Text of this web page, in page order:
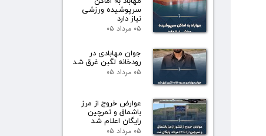
سرپوشیده ورزشی
نیاز دارد
۰۵ مرداد ۰۵
جوان مهابادی در
رودخانه لگبن غرق شد
۰۵ مرداد ۰۵
عوارض خروج از مرز
باشماق و تمرچین
رایگان اعلام شد
۰۵ مرداد ۰۵